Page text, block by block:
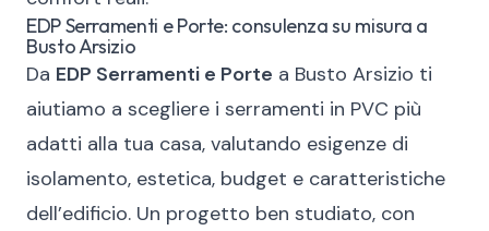
EDP Serramenti e Porte: consulenza su misura a
Busto Arsizio
Da EDP Serramenti e Porte a Busto Arsizio ti
aiutiamo a scegliere i serramenti in PVC più
adatti alla tua casa, valutando esigenze di
isolamento, estetica, budget e caratteristiche
dell’edificio. Un progetto ben studiato, con